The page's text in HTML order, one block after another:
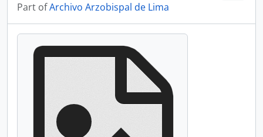
Part ofArchivo Arzobispal de Lima